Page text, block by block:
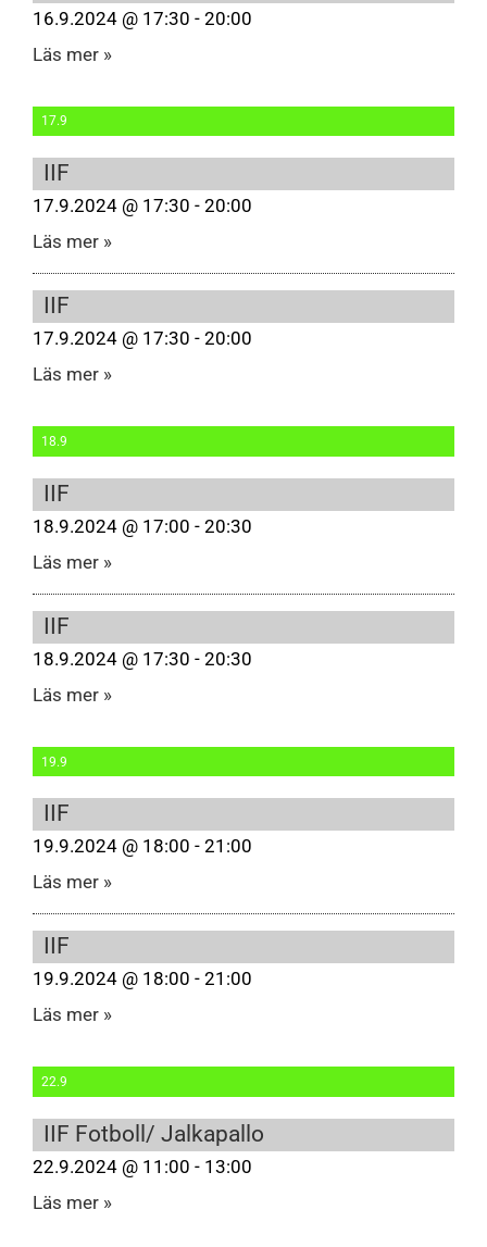
16.9.2024 @ 17:30 - 20:00
Läs mer »
17.9
IIF
17.9.2024 @ 17:30 - 20:00
Läs mer »
IIF
17.9.2024 @ 17:30 - 20:00
Läs mer »
18.9
IIF
18.9.2024 @ 17:00 - 20:30
Läs mer »
IIF
18.9.2024 @ 17:30 - 20:30
Läs mer »
19.9
IIF
19.9.2024 @ 18:00 - 21:00
Läs mer »
IIF
19.9.2024 @ 18:00 - 21:00
Läs mer »
22.9
IIF Fotboll/ Jalkapallo
22.9.2024 @ 11:00 - 13:00
Läs mer »